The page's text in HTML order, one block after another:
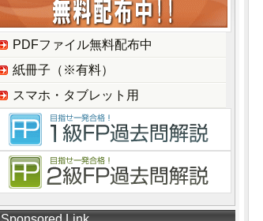
PDFファイル無料配布中
紙冊子（※有料）
スマホ・タブレット用